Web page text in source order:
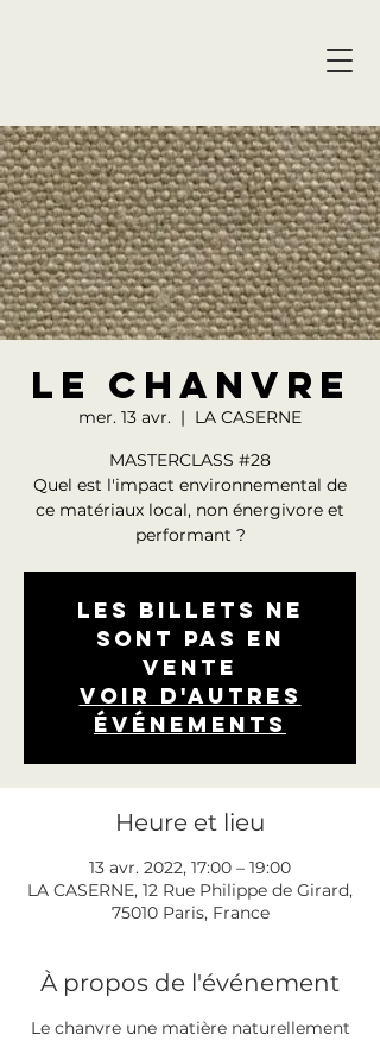
LE CHANVRE
mer. 13 avr.
  |
LA CASERNE
MASTERCLASS #28
Quel est l'impact environnemental de
ce matériaux local, non énergivore et
performant ?
Les billets ne
sont pas en
vente
Voir d'autres
événements
Heure et lieu
13 avr. 2022, 17:00 – 19:00
LA CASERNE, 12 Rue Philippe de Girard,
75010 Paris, France
À propos de l'événement
Le chanvre une matière naturellement